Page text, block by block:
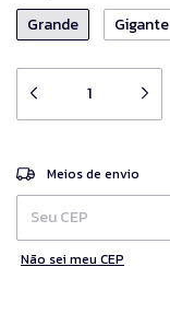
Grande Gigante
Entregas para o CEP:
Meios de envio
Não sei meu CEP